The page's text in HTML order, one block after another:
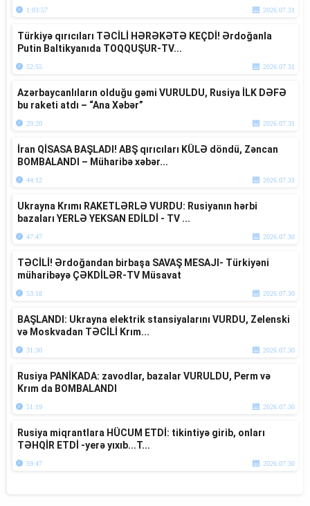
1:03:57 2026.07.31
Türkiyə qırıcıları TƏCİLİ HƏRƏKƏTƏ KEÇDİ! Ərdoğanla
Putin Baltikyanıda TOQQUŞUR-TV...
52:55 2026.07.31
Azərbaycanlıların olduğu gəmi VURULDU, Rusiya İLK DƏFƏ
bu raketi atdı – “Ana Xəbər”
29:20 2026.07.31
İran QİSASA BAŞLADI! ABŞ qırıcıları KÜLƏ döndü, Zəncan
BOMBALANDI – Müharibə xəbər...
44:12 2026.07.31
Ukrayna Krımı RAKETLƏRLƏ VURDU: Rusiyanın hərbi
bazaları YERLƏ YEKSAN EDİLDİ - TV ...
47:47 2026.07.30
TƏCİLİ! Ərdoğandan birbaşa SAVAŞ MESAJI- Türkiyəni
müharibəyə ÇƏKDİLƏR-TV Müsavat
53:18 2026.07.30
BAŞLANDI: Ukrayna elektrik stansiyalarını VURDU, Zelenski
və Moskvadan TƏCİLİ Krım...
31:30 2026.07.30
Rusiya PANİKADA: zavodlar, bazalar VURULDU, Perm və
Krım da BOMBALANDI
51:19 2026.07.30
Rusiya miqrantlara HÜCUM ETDİ: tikintiyə girib, onları
TƏHQİR ETDİ -yerə yıxıb...T...
59:47 2026.07.30